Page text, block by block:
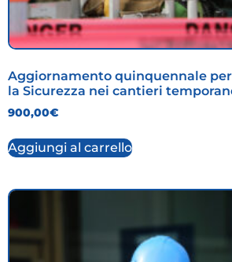
Aggiornamento quinquennale
la Sicurezza nei cantieri
900,00€
Aggiungi al carrello